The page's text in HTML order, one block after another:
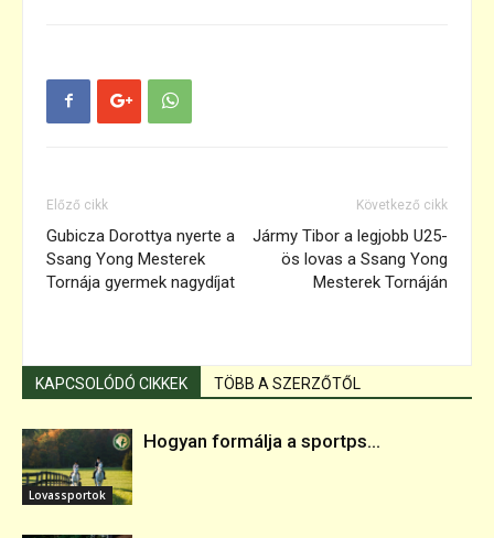
Előző cikk
Gubicza Dorottya nyerte a
Ssang Yong Mesterek
Tornája gyermek nagydíjat
Következő cikk
Jármy Tibor a legjobb U25-
ös lovas a Ssang Yong
Mesterek Tornáján
KAPCSOLÓDÓ CIKKEK TÖBB A SZERZŐTŐL
Lovassportok
Hogyan formálja a sportps...